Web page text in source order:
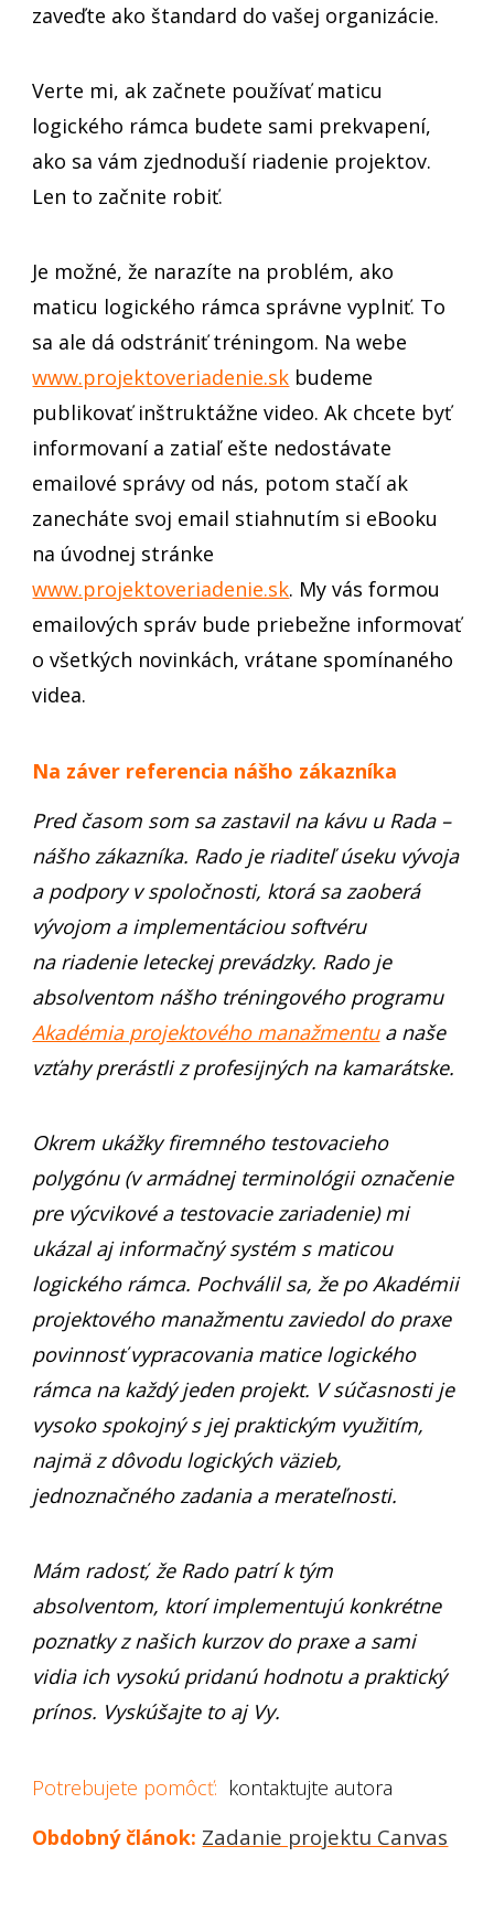
zaveďte ako štandard do vašej organizácie.
Verte mi, ak začnete používať maticu
logického rámca budete sami prekvapení,
ako sa vám zjednoduší riadenie projektov.
Len to začnite robiť.
Je možné, že narazíte na problém, ako
maticu logického rámca správne vyplniť. To
sa ale dá odstrániť tréningom. Na webe
www.projektoveriadenie.sk budeme
publikovať inštruktážne video. Ak chcete byť
informovaní a zatiaľ ešte nedostávate
emailové správy od nás, potom stačí ak
zanecháte svoj email stiahnutím si eBooku
na úvodnej stránke
www.projektoveriadenie.sk. My vás formou
emailových správ bude priebežne informovať
o všetkých novinkách, vrátane spomínaného
videa.
Na záver referencia nášho zákazníka
Pred časom som sa zastavil na kávu u Rada –
nášho zákazníka. Rado je riaditeľ úseku vývoja
a podpory v spoločnosti, ktorá sa zaoberá
vývojom a implementáciou softvéru
na riadenie leteckej prevádzky. Rado je
absolventom nášho tréningového programu
Akadémia projektového manažmentua naše
vzťahy prerástli z profesijných na kamarátske.
Okrem ukážky firemného testovacieho
polygónu (v armádnej terminológii označenie
pre výcvikové a testovacie zariadenie) mi
ukázal aj informačný systém s maticou
logického rámca. Pochválil sa, že po Akadémii
projektového manažmentu zaviedol do praxe
povinnosť vypracovania matice logického
rámca na každý jeden projekt. V súčasnosti je
vysoko spokojný s jej praktickým využitím,
najmä z dôvodu logických väzieb,
jednoznačného zadania a merateľnosti.
Mám radosť, že Rado patrí k tým
absolventom, ktorí implementujú konkrétne
poznatky z našich kurzov do praxe a sami
vidia ich vysokú pridanú hodnotu a praktický
prínos. Vyskúšajte to aj Vy.
Potrebujete pomôcť: kontaktujte autora
Obdobný článok: Zadanie projektu Canvas